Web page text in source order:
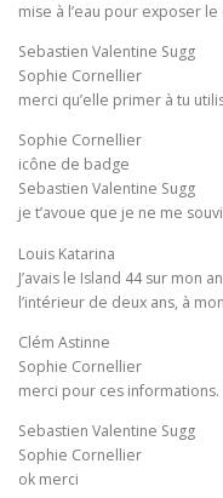
mise à l’eau pour exposer le
Sebastien Valentine Sugg
Sophie Cornellier
merci qu’elle primer à tu
Sophie Cornellier
icône de badge
Sebastien Valentine Sugg
je t’avoue que je ne me
Louis Katarina
J’avais le Island 44 sur mon
l’intérieur de deux ans, à
Clém Astinne
Sophie Cornellier
merci pour ces
Sebastien Valentine Sugg
Sophie Cornellier
ok merci